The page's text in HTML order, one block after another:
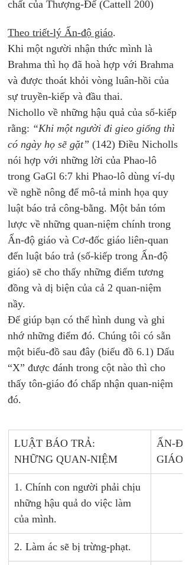
chất của Thượng-Đế (Cattell 200)
Theo triết-lý Ấn-độ giáo.
Khi một người nhận thức mình là
Brahma thì họ đã hoà hợp với Brahma
và được thoát khỏi vòng luân-hồi của
sự truyền-kiếp và đầu thai.
Nichollo về những hậu quả của số-kiếp
rằng: “Khi một người đi gieo giống thì
có ngày họ sẽ gặt” (142) Điều Nicholls
nói hợp với những lời của Phao-lô
trong GaGl 6:7 khi Phao-lô dùng ví-dụ
về nghề nông để mô-tả minh họa quy
luật báo trả công-bằng. Một bản tóm
lược về những quan-niệm chính trong
Ấn-độ giáo và Cơ-đốc giáo liên-quan
đến luật báo trả (số-kiếp trong Ấn-độ
giáo) sẽ cho thấy những điểm tương
đồng và dị biện của cả 2 quan-niệm
nầy.
Để giúp bạn có thể hình dung và ghi
nhớ những điểm đó. Chúng tôi có sẵn
một biểu-đồ sau đây (biểu đồ 6.1) Dấu
“X” được đánh trong cột nào thì cho
thấy tôn-giáo đó chấp nhận quan-niệm
đó.
LUẬT BÁO TRẢ:
NHỮNG QUAN-NIỆM
ẤN-ĐỘ
GIÁO
1. Chính con người phải chịu
những hậu quả do việc làm
của mình.
2. Làm ác sẽ bị trừng-phạt.